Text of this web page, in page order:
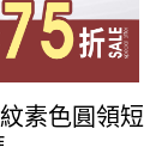
素色圓領短